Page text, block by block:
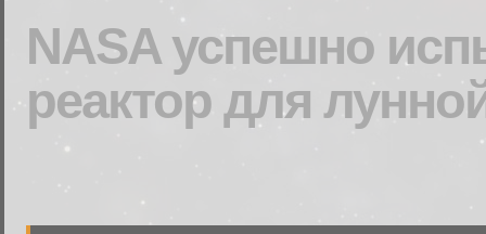
NASA успешно
реактор для